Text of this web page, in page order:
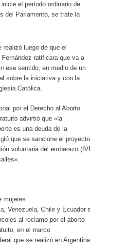
el período ordinario de
del Parlamento, se trate la
realizó luego de que el
ratificara que va a
ese sentido, en medio de un
sobre la iniciativa y con la
Católica.
por el Derecho al Aborto
advirtió que «la
es una deuda de la
que se sancione el proyecto
voluntaria del embarazo (IVE)
mujeres
Venezuela, Chile y Ecuador se
al reclamo por el aborto
en el marco
que se realizó en Argentina.